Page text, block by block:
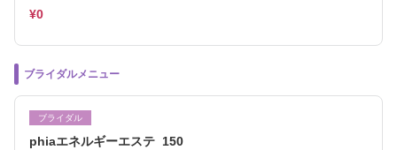
¥0
ブライダルメニュー
ブライダル
phiaエネルギーエステ 150